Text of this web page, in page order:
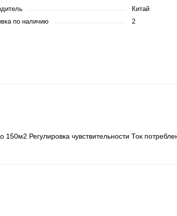
Китай
по наличию
2
Регулировка чувствительности Ток